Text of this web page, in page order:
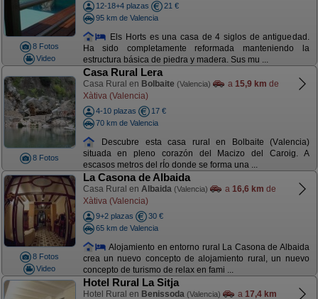
8 Fotos
Video
12-18+4 plazas
21 €
95 km de Valencia
Els Horts es una casa de 4 siglos de antiguedad.
Ha sido completamente reformada manteniendo la
estructura básica de piedra y madera. Sus mu ...
8 Fotos
Casa Rural Lera
Casa Rural en Bolbaite (Valencia) a 15,9 km de
Xàtiva (Valencia)
4-10 plazas
17 €
70 km de Valencia
Descubre esta casa rural en Bolbaite (Valencia)
situada en pleno corazón del Macizo del Caroig. A
escasos metros del rÍo donde se forma una ...
8 Fotos
Video
La Casona de Albaida
Casa Rural en Albaida (Valencia) a 16,6 km de
Xàtiva (Valencia)
9+2 plazas
30 €
65 km de Valencia
Alojamiento en entorno rural La Casona de Albaida
crea un nuevo concepto de alojamiento rural, un nuevo
concepto de turismo de relax en fami ...
Hotel Rural La Sitja
Hotel Rural en Benissoda (Valencia) a 17,4 km